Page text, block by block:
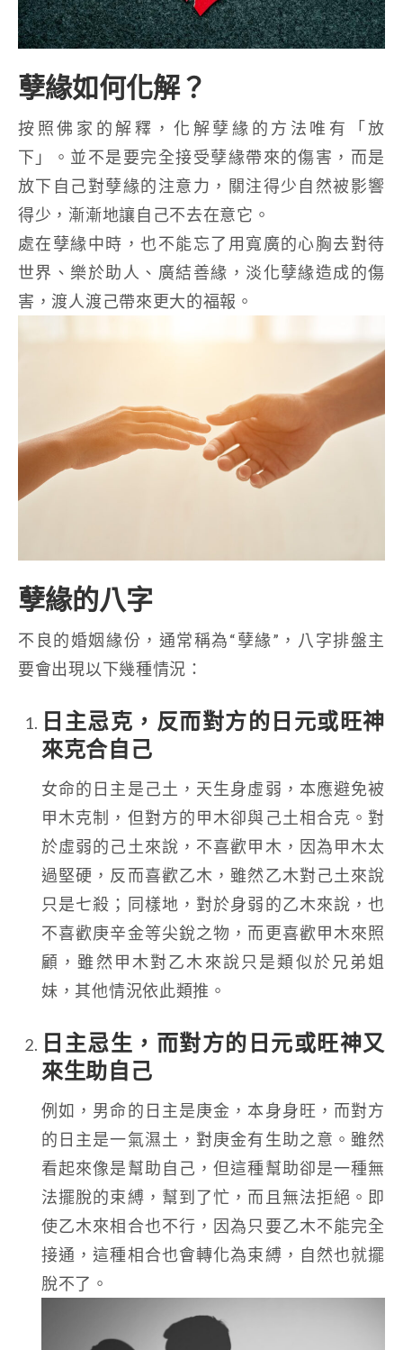
孽緣如何化解？
按照佛家的解釋，化解孽緣的方法唯有「放
下」。並不是要完全接受孽緣帶來的傷害，而是
放下自己對孽緣的注意力，關注得少自然被影響
得少，漸漸地讓自己不去在意它。
處在孽緣中時，也不能忘了用寬廣的心胸去對待
世界、樂於助人、廣結善緣，淡化孽緣造成的傷
害，渡人渡己帶來更大的福報。
孽緣的八字
不良的婚姻緣份，通常稱為“孽緣”，八字排盤主
要會出現以下幾種情況：
日主忌克，反而對方的日元或旺神
來克合自己
女命的日主是己土，天生身虛弱，本應避免被
甲木克制，但對方的甲木卻與己土相合克。對
於虛弱的己土來說，不喜歡甲木，因為甲木太
過堅硬，反而喜歡乙木，雖然乙木對己土來說
只是七殺；同樣地，對於身弱的乙木來說，也
不喜歡庚辛金等尖銳之物，而更喜歡甲木來照
顧，雖然甲木對乙木來說只是類似於兄弟姐
妹，其他情況依此類推。
日主忌生，而對方的日元或旺神又
來生助自己
例如，男命的日主是庚金，本身身旺，而對方
的日主是一氣濕土，對庚金有生助之意。雖然
看起來像是幫助自己，但這種幫助卻是一種無
法擺脫的束縛，幫到了忙，而且無法拒絕。即
使乙木來相合也不行，因為只要乙木不能完全
接通，這種相合也會轉化為束縛，自然也就擺
脫不了。